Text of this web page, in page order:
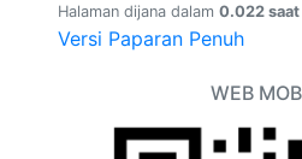
Halaman dijana dalam 0.022 saat
Versi Paparan Penuh
WEB